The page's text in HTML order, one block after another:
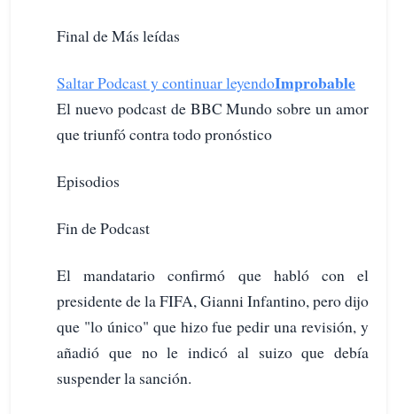
Final de Más leídas
Saltar Podcast y continuar leyendoImprobable
El nuevo podcast de BBC Mundo sobre un amor
que triunfó contra todo pronóstico
Episodios
Fin de Podcast
El mandatario confirmó que habló con el
presidente de la FIFA, Gianni Infantino, pero dijo
que "lo único" que hizo fue pedir una revisión, y
añadió que no le indicó al suizo que debía
suspender la sanción.